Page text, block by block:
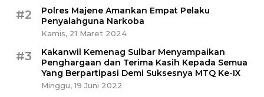
#2
Polres Majene Amankan Empat Pelaku
Penyalahguna Narkoba
Kamis, 21 Maret 2024
#3
Kakanwil Kemenag Sulbar Menyampaikan
Penghargaan dan Terima Kasih Kepada Semua
Yang Berpartipasi Demi Suksesnya MTQ Ke-IX
Minggu, 19 Juni 2022